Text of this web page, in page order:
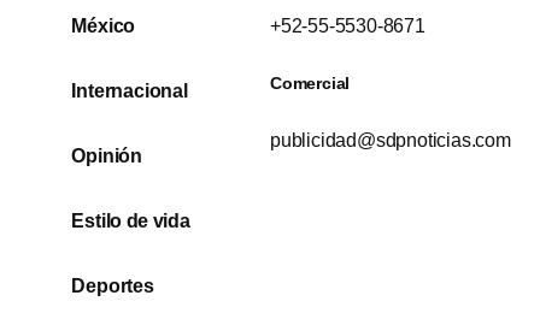
México
Internacional
Opinión
Estilo de vida
Deportes
+52-55-5530-8671
Comercial
publicidad@sdpnoticias.com